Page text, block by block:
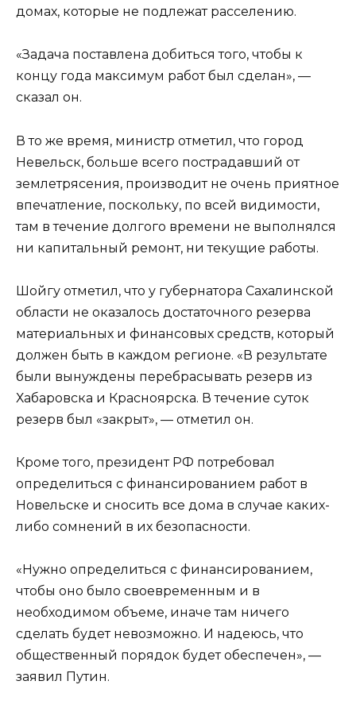
домах, которые не подлежат расселению.
«Задача поставлена добиться того, чтобы к
концу года максимум работ был сделан», —
сказал он.
В то же время, министр отметил, что город
Невельск, больше всего пострадавший от
землетрясения, производит не очень приятное
впечатление, поскольку, по всей видимости,
там в течение долгого времени не выполнялся
ни капитальный ремонт, ни текущие работы.
Шойгу отметил, что у губернатора Сахалинской
области не оказалось достаточного резерва
материальных и финансовых средств, который
должен быть в каждом регионе. «В результате
были вынуждены перебрасывать резерв из
Хабаровска и Красноярска. В течение суток
резерв был «закрыт», — отметил он.
Кроме того, президент РФ потребовал
определиться с финансированием работ в
Новельске и сносить все дома в случае каких-
либо сомнений в их безопасности.
«Нужно определиться с финансированием,
чтобы оно было своевременным и в
необходимом объеме, иначе там ничего
сделать будет невозможно. И надеюсь, что
общественный порядок будет обеспечен», —
заявил Путин.